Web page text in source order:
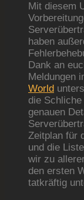
Mit diesem
haben
Dank an
Meldungen
World
die
genauen
Zeitplan für
und die
wir zu
den ersten
tatkräftig